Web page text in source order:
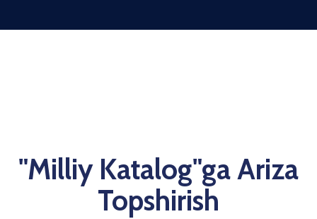
"Milliy Katalog"ga Ariza
Topshirish